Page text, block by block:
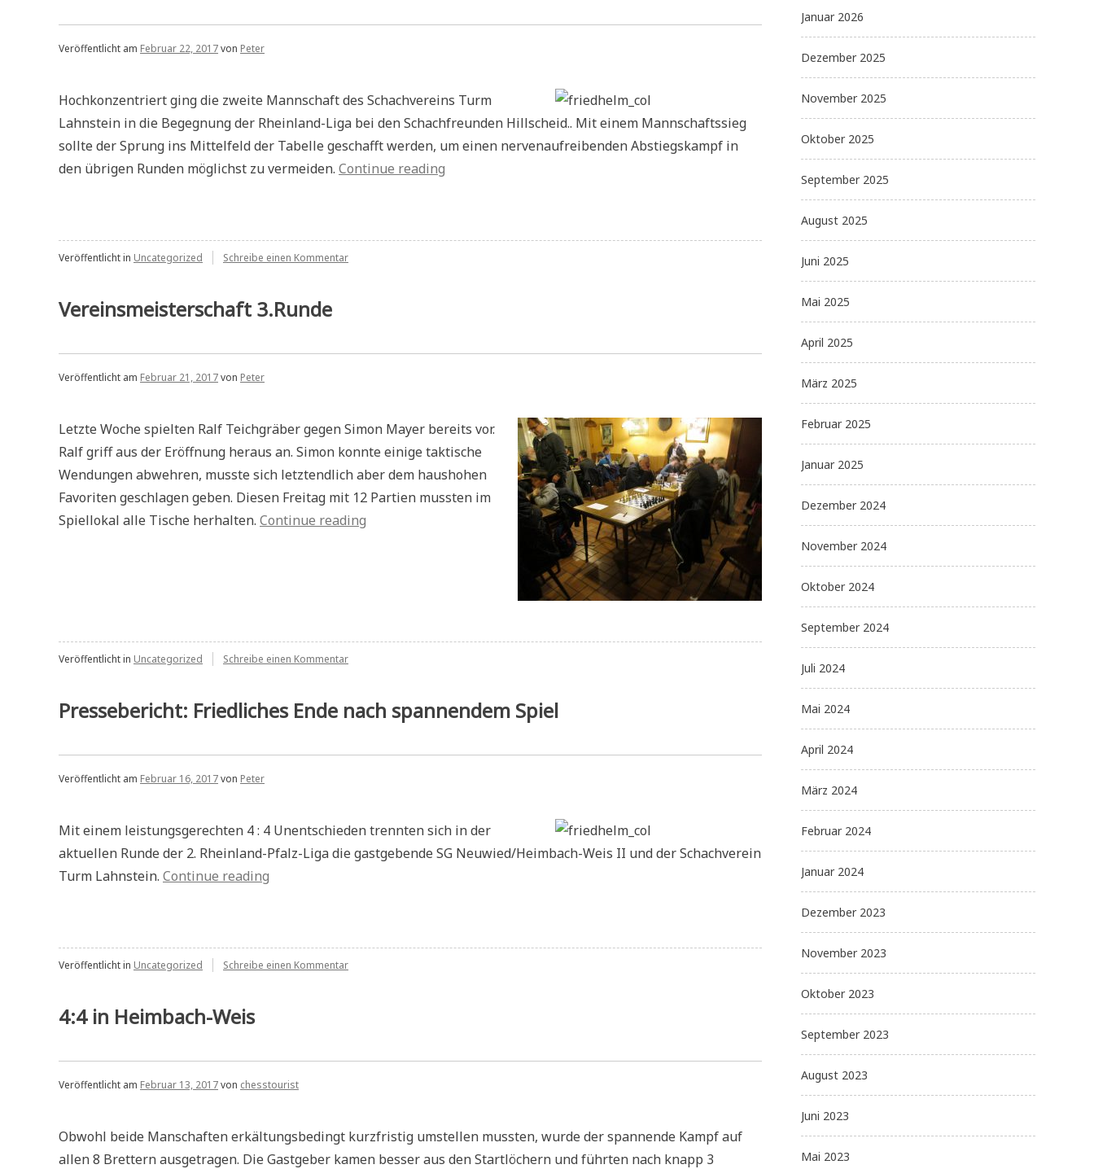
Veröffentlicht am Februar 22, 2017von Peter
Hochkonzentriert ging die zweite Mannschaft des Schachvereins Turm
Lahnstein in die Begegnung der Rheinland-Liga bei den Schachfreunden Hillscheid.. Mit einem Mannschaftssieg
sollte der Sprung ins Mittelfeld der Tabelle geschafft werden, um einen nervenaufreibenden Abstiegskampf in
den übrigen Runden möglichst zu vermeiden. Continue reading
Veröffentlicht in Uncategorized Schreibe einen Kommentarzu
Vereinsmeisterschaft 3.Runde
Veröffentlicht am Februar 21, 2017von Peter
Letzte Woche spielten Ralf Teichgräber gegen Simon Mayer bereits vor.
Ralf griff aus der Eröffnung heraus an. Simon konnte einige taktische
Wendungen abwehren, musste sich letztendlich aber dem haushohen
Favoriten geschlagen geben. Diesen Freitag mit 12 Partien mussten im
Spiellokal alle Tische herhalten. Continue reading
Veröffentlicht in Uncategorized Schreibe einen Kommentarzu
Pressebericht: Friedliches Ende nach spannendem Spiel
Veröffentlicht am Februar 16, 2017von Peter
Mit einem leistungsgerechten 4 : 4 Unentschieden trennten sich in der
aktuellen Runde der 2. Rheinland-Pfalz-Liga die gastgebende SG Neuwied/Heimbach-Weis II und der Schachverein
Turm Lahnstein. Continue reading
nach
spannendem
Veröffentlicht in Uncategorized Schreibe einen Kommentarzu
4:4 in Heimbach-Weis
Veröffentlicht am Februar 13, 2017von chesstourist
Obwohl beide Manschaften erkältungsbedingt kurzfristig umstellen mussten, wurde der spannende Kampf auf
allen 8 Brettern ausgetragen. Die Gastgeber kamen besser aus den Startlöchern und führten nach knapp 3
Januar 2026
Dezember 2025
November 2025
Oktober 2025
September 2025
August 2025
Juni 2025
Mai 2025
April 2025
März 2025
Februar 2025
Januar 2025
Dezember 2024
November 2024
Oktober 2024
September 2024
Juli 2024
Mai 2024
April 2024
März 2024
Februar 2024
Januar 2024
Dezember 2023
November 2023
Oktober 2023
September 2023
August 2023
Juni 2023
Mai 2023